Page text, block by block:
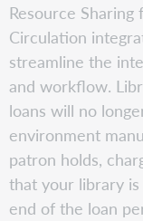
Resource
Circulation
streamline the
and workflow.
loans will no
environment
patron holds,
that your library
end of the loan